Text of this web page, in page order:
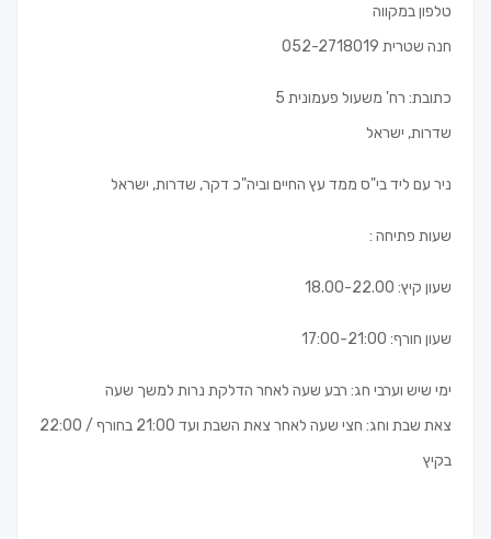
טלפון במקווה
חנה שטרית 052-2718019
כתובת: רח' משעול פעמונית 5
שדרות, ישראל
ניר עם ליד בי"ס ממד עץ החיים וביה"כ דקר, שדרות, ישראל
שעות פתיחה :
שעון קיץ: 18.00-22.00
שעון חורף: 17:00-21:00
ימי שיש וערבי חג: רבע שעה לאחר הדלקת נרות למשך שעה
צאת שבת וחג: חצי שעה לאחר צאת השבת ועד 21:00 בחורף / 22:00
בקיץ